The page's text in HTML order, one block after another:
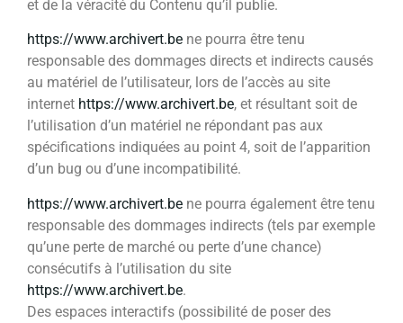
et de la véracité du Contenu qu’il publie.
https://www.archivert.be ne pourra être tenu
responsable des dommages directs et indirects causés
au matériel de l’utilisateur, lors de l’accès au site
internet https://www.archivert.be, et résultant soit de
l’utilisation d’un matériel ne répondant pas aux
spécifications indiquées au point 4, soit de l’apparition
d’un bug ou d’une incompatibilité.
https://www.archivert.be ne pourra également être tenu
responsable des dommages indirects (tels par exemple
qu’une perte de marché ou perte d’une chance)
consécutifs à l’utilisation du site
https://www.archivert.be.
Des espaces interactifs (possibilité de poser des